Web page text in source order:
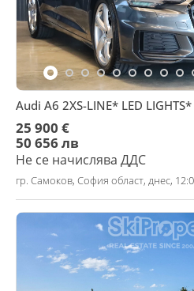
Audi A6 2XS-LINE* LED
25 900 €
50 656 лв
Не се начислява ДДС
гр. Самоков, София област, днес,